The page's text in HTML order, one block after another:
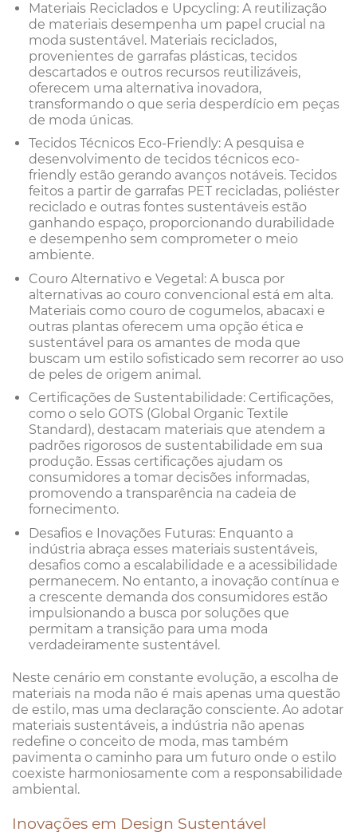
Materiais Reciclados e Upcycling: A reutilização
de materiais desempenha um papel crucial na
moda sustentável. Materiais reciclados,
provenientes de garrafas plásticas, tecidos
descartados e outros recursos reutilizáveis,
oferecem uma alternativa inovadora,
transformando o que seria desperdício em peças
de moda únicas.
Tecidos Técnicos Eco-Friendly: A pesquisa e
desenvolvimento de tecidos técnicos eco-
friendly estão gerando avanços notáveis. Tecidos
feitos a partir de garrafas PET recicladas, poliéster
reciclado e outras fontes sustentáveis estão
ganhando espaço, proporcionando durabilidade
e desempenho sem comprometer o meio
ambiente.
Couro Alternativo e Vegetal: A busca por
alternativas ao couro convencional está em alta.
Materiais como couro de cogumelos, abacaxi e
outras plantas oferecem uma opção ética e
sustentável para os amantes de moda que
buscam um estilo sofisticado sem recorrer ao uso
de peles de origem animal.
Certificações de Sustentabilidade: Certificações,
como o selo GOTS (Global Organic Textile
Standard), destacam materiais que atendem a
padrões rigorosos de sustentabilidade em sua
produção. Essas certificações ajudam os
consumidores a tomar decisões informadas,
promovendo a transparência na cadeia de
fornecimento.
Desafios e Inovações Futuras: Enquanto a
indústria abraça esses materiais sustentáveis,
desafios como a escalabilidade e a acessibilidade
permanecem. No entanto, a inovação contínua e
a crescente demanda dos consumidores estão
impulsionando a busca por soluções que
permitam a transição para uma moda
verdadeiramente sustentável.
Neste cenário em constante evolução, a escolha de
materiais na moda não é mais apenas uma questão
de estilo, mas uma declaração consciente. Ao adotar
materiais sustentáveis, a indústria não apenas
redefine o conceito de moda, mas também
pavimenta o caminho para um futuro onde o estilo
coexiste harmoniosamente com a responsabilidade
ambiental.
Inovações em Design Sustentável